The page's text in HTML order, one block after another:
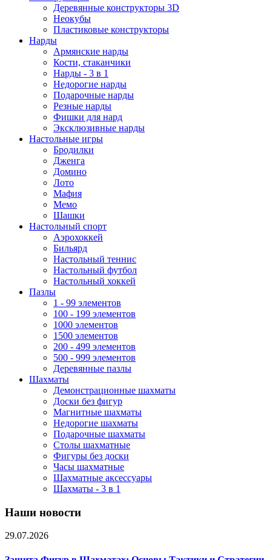
Деревянные конструкторы 3D
Неокубы
Пластиковые конструкторы
Нарды
Армянские нарды
Кости, стаканчики
Нарды - 3 в 1
Недорогие нарды
Подарочные нарды
Резные нарды
Фишки для нард
Эксклюзивные нарды
Настольные игры
Бродилки
Дженга
Домино
Лото
Мафия
Мемо
Шашки
Настольный спорт
Аэрохоккей
Бильярд
Настольный теннис
Настольный футбол
Настольный хоккей
Пазлы
1 - 99 элементов
100 - 199 элементов
1000 элементов
1500 элементов
200 - 499 элементов
500 - 999 элементов
Деревянные пазлы
Шахматы
Демонстрационные шахматы
Доски без фигур
Магнитные шахматы
Недорогие шахматы
Подарочные шахматы
Столы шахматные
Фигуры без доски
Часы шахматные
Шахматные аксессуары
Шахматы - 3 в 1
Наши новости
29.07.2026